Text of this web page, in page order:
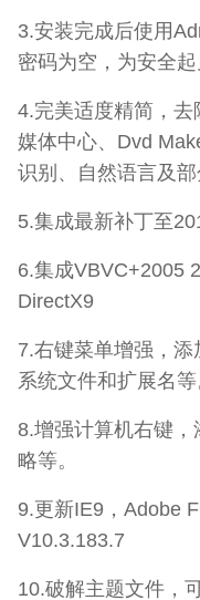
3.安装完成后使用
密码为空，为安全起
4.完美适度精简，去
媒体中心、Dvd
识别、自然语言及部
5.集成最新补丁至
6.集成VBVC+2005
DirectX9
7.右键菜单增强，
系统文件和扩展名等
8.增强计算机右键
略等。
9.更新IE9，Adobe
V10.3.183.7
10.破解主题文件，